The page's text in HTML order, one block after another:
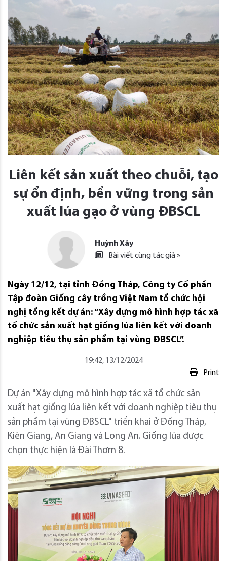
Liên kết sản xuất theo chuỗi, tạo
sự ổn định, bền vững trong sản
xuất lúa gạo ở vùng ĐBSCL
Huỳnh Xây
Bài viết cùng tác giả »
Ngày 12/12, tại tỉnh Đồng Tháp, Công ty Cổ phần
Tập đoàn Giống cây trồng Việt Nam tổ chức hội
nghị tổng kết dự án: “Xây dựng mô hình hợp tác xã
tổ chức sản xuất hạt giống lúa liên kết với doanh
nghiệp tiêu thụ sản phẩm tại vùng ĐBSCL”.
19:42, 13/12/2024
Print
Dự án "Xây dựng mô hình hợp tác xã tổ chức sản
xuất hạt giống lúa liên kết với doanh nghiệp tiêu thụ
sản phẩm tại vùng ĐBSCL" triển khai ở Đồng Tháp,
Kiên Giang, An Giang và Long An. Giống lúa được
chọn thực hiện là Đài Thơm 8.